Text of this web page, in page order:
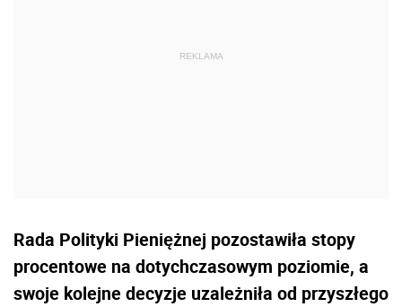
Rada Polityki Pieniężnej pozostawiła stopy
procentowe na dotychczasowym poziomie, a
swoje kolejne decyzje uzależniła od przyszłego